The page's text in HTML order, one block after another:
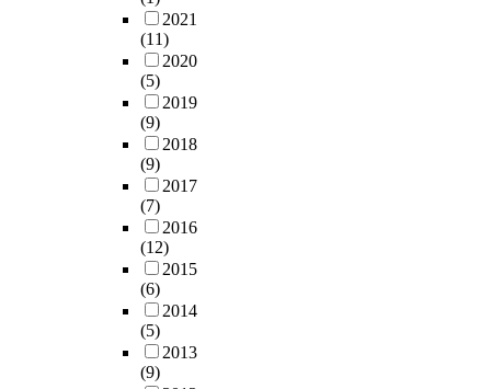
2021
(11)
2020
(5)
2019
(9)
2018
(9)
2017
(7)
2016
(12)
2015
(6)
2014
(5)
2013
(9)